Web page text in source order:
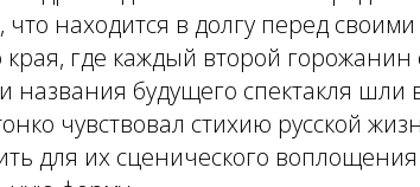
находится в долгу перед
где каждый второй
названия будущего спектакля шли
чувствовал стихию русской
для их сценического